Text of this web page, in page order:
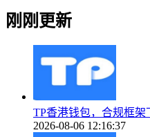
刚刚更新
TP香港钱包，合规框架
2026-08-06 12:16:37